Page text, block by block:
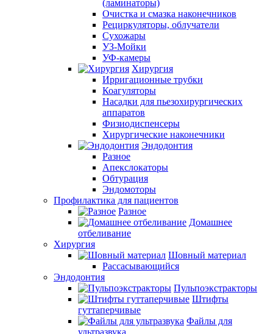
(ламинаторы)
Очистка и смазка наконечников
Рециркуляторы, облучатели
Сухожары
УЗ-Мойки
УФ-камеры
Хирургия
Ирригационные трубки
Коагуляторы
Насадки для пьезохирургических
аппаратов
Физиодиспенсеры
Хирургические наконечники
Эндодонтия
Разное
Апекслокаторы
Обтурация
Эндомоторы
Профилактика для пациентов
Разное
Домашнее
отбеливание
Хирургия
Шовный материал
Рассасывающийся
Эндодонтия
Пульпоэкстракторы
Штифты
гуттаперчивые
Файлы для
ультразвука